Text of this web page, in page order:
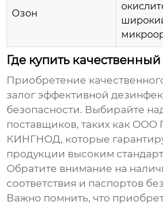
Озон
Где купить
Приобретение
залог эффективной
безопасности. Выбирайте
поставщиков, таких как ООО
КИНГНОД, которые
продукции высоким
Обратите внимание на
соответствия и паспортов
Важно помнить, что